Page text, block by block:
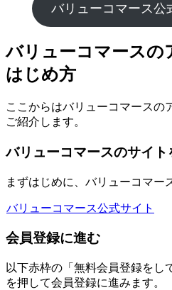
バリューコマース公
バリューコマースの
はじめ方
ここからはバリューコマースの
ご紹介します。
バリューコマースのサイト
まずはじめに、バリューコマー
バリューコマース公式サイト
会員登録に進む
以下赤枠の「無料会員登録をし
を押して会員登録に進みます。